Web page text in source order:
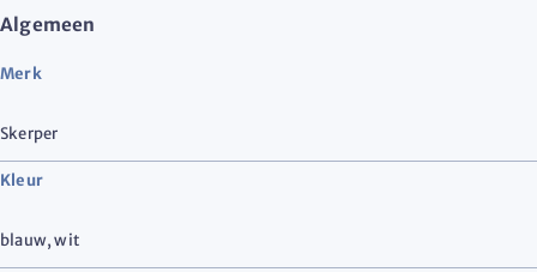
Algemeen
Merk
Skerper
Kleur
blauw,wit